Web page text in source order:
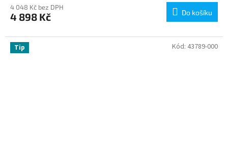
4 048 Kč bez DPH
4 898 Kč Do košíku
Tip Kód: 43789-000